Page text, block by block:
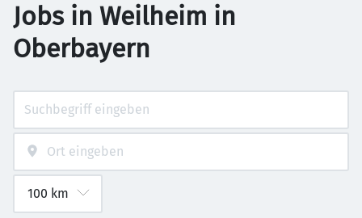
Jobs in Weilheim in
Oberbayern